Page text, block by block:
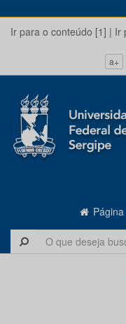
Ir para o conteúdo [1] | Ir
a+